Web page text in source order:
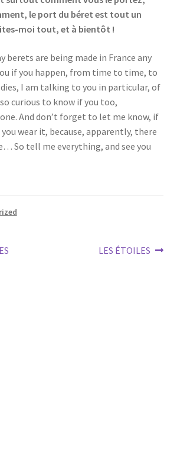
le port du béret est tout un
moi tout, et à bientôt !
berets are being made in France any
if you happen, from time to time, to
I am talking to you in particular, of
curious to know if you too,
And don’t forget to let me know, if
wear it, because, apparently, there
So tell me everything, and see you
Next
LES ÉTOILES